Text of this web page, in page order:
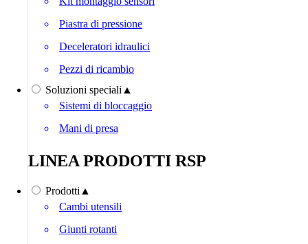
Piastra di pressione
Deceleratori idraulici
Pezzi di ricambio
Soluzioni speciali ▲
Sistemi di bloccaggio
Mani di presa
LINEA PRODOTTI RSP
Prodotti▲
Cambi utensili
Giunti rotanti